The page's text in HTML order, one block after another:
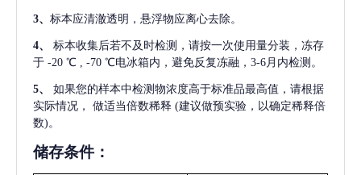
3、 标本应清澈透明，悬浮物应离心去除。
4、
标本收集后若不及时检测，请按一次使用量分装，冻存
于 -20 ℃ , -70 ℃电冰箱内，避免反复冻融，3-6月内检测。
5、
如果您的样本中检测物浓度高于标准品最高值，请根据
实际情况，
做适当倍数稀释 (建议做预实验，以确定稀释倍
数)。
储存条件：